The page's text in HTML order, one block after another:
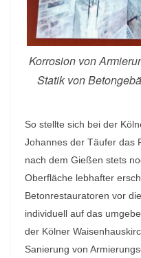
Korrosion von
Statik von
So stellte sich bei der
Johannes der Täufer das
nach dem Gießen stets
Oberfläche lebhafter
Betonrestauratoren vor
individuell auf das
der Kölner
Sanierung von